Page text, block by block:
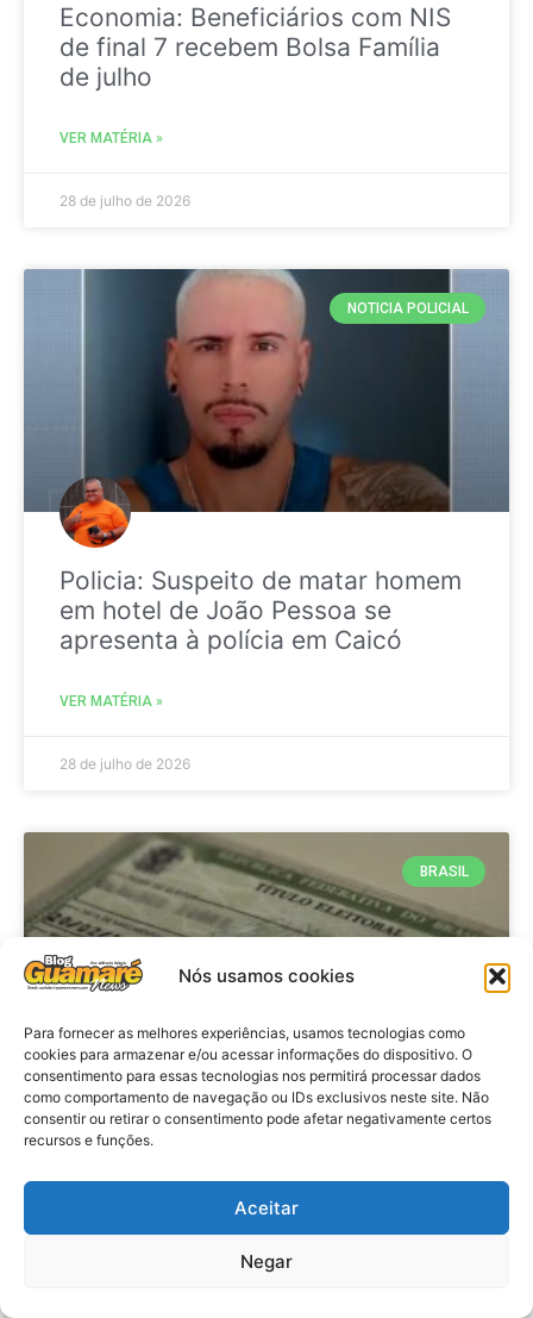
Nós usamos cookies
Para fornecer as melhores experiências, usamos tecnologias como
cookies para armazenar e/ou acessar informações do dispositivo. O
consentimento para essas tecnologias nos permitirá processar dados
como comportamento de navegação ou IDs exclusivos neste site. Não
consentir ou retirar o consentimento pode afetar negativamente certos
recursos e funções.
Aceitar
Negar
Economia: Beneficiários com NIS
de final 7 recebem Bolsa Família
de julho
VER MATÉRIA »
28 de julho de 2026
NOTICIA POLICIAL
Policia: Suspeito de matar homem
em hotel de João Pessoa se
apresenta à polícia em Caicó
VER MATÉRIA »
28 de julho de 2026
BRASIL
Brasil: Policia Federal investiga
antes das eleições